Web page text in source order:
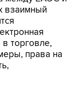
взаимный
торговле,
права на